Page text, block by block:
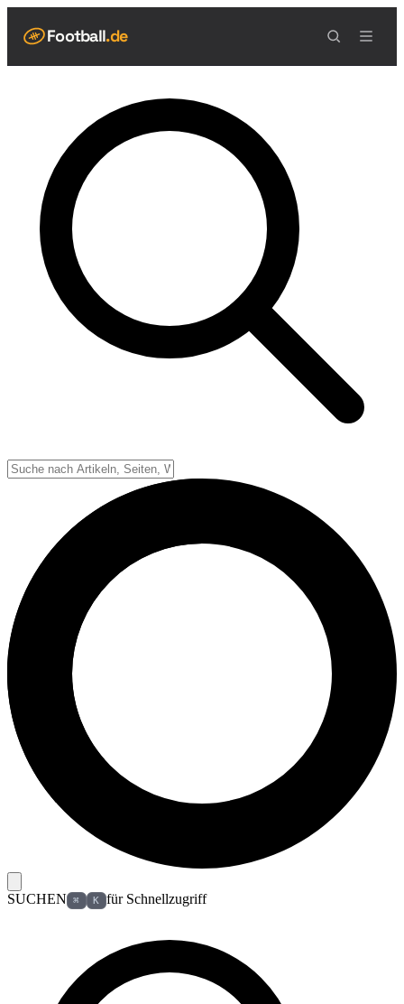
Football.de
Live Scores
Spielplan
Teams
Tabelle
Football Regeln
Punkte & Scoring
Strafen & Fouls
Schiedsrichter
Football Lexikon
SUCHEN ⌘ K für Schnellzugriff